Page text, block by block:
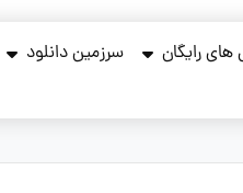
رایگان سرزمین دانلود